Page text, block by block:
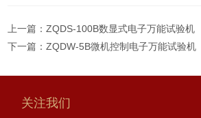
上一篇：ZQDS-100B数显式电子万能试验机
下一篇：ZQDW-5B微机控制电子万能试验机
关注我们